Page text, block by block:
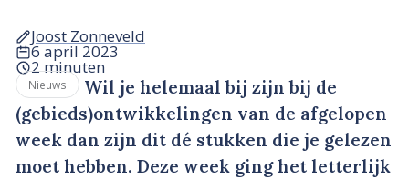
Joost Zonneveld
6 april 2023
2 minuten
Nieuws
Wil je helemaal bij zijn bij de
(gebieds)ontwikkelingen van de afgelopen
week dan zijn dit dé stukken die je gelezen
moet hebben. Deze week ging het letterlijk